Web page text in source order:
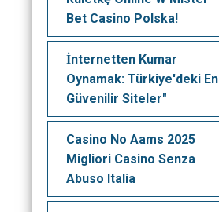
Bet Casino Polska!
İnternetten Kumar
Oynamak: Türkiye'deki En
Güvenilir Siteler"
Casino No Aams 2025
Migliori Casino Senza
Abuso Italia